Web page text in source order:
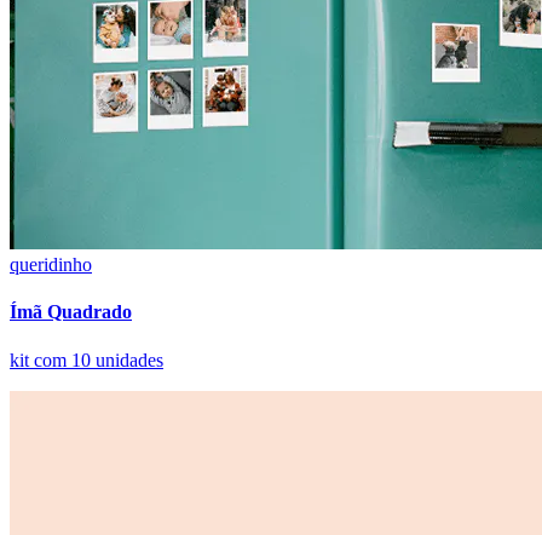
queridinho
Ímã Quadrado
kit com 10 unidades